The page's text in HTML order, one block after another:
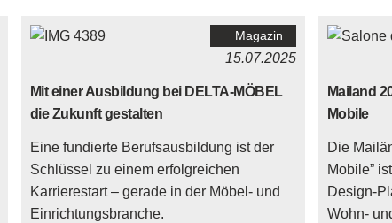
Magazin
15.07.2025
Mit einer Ausbildung bei DELTA-MÖBEL
die Zukunft gestalten
Eine fundierte Berufsausbildung ist der
Schlüssel zu einem erfolgreichen
Karrierestart – gerade in der Möbel- und
Einrichtungsbranche.
Mailand
Mobile
Die
Mobile”
Design-
Wohn-